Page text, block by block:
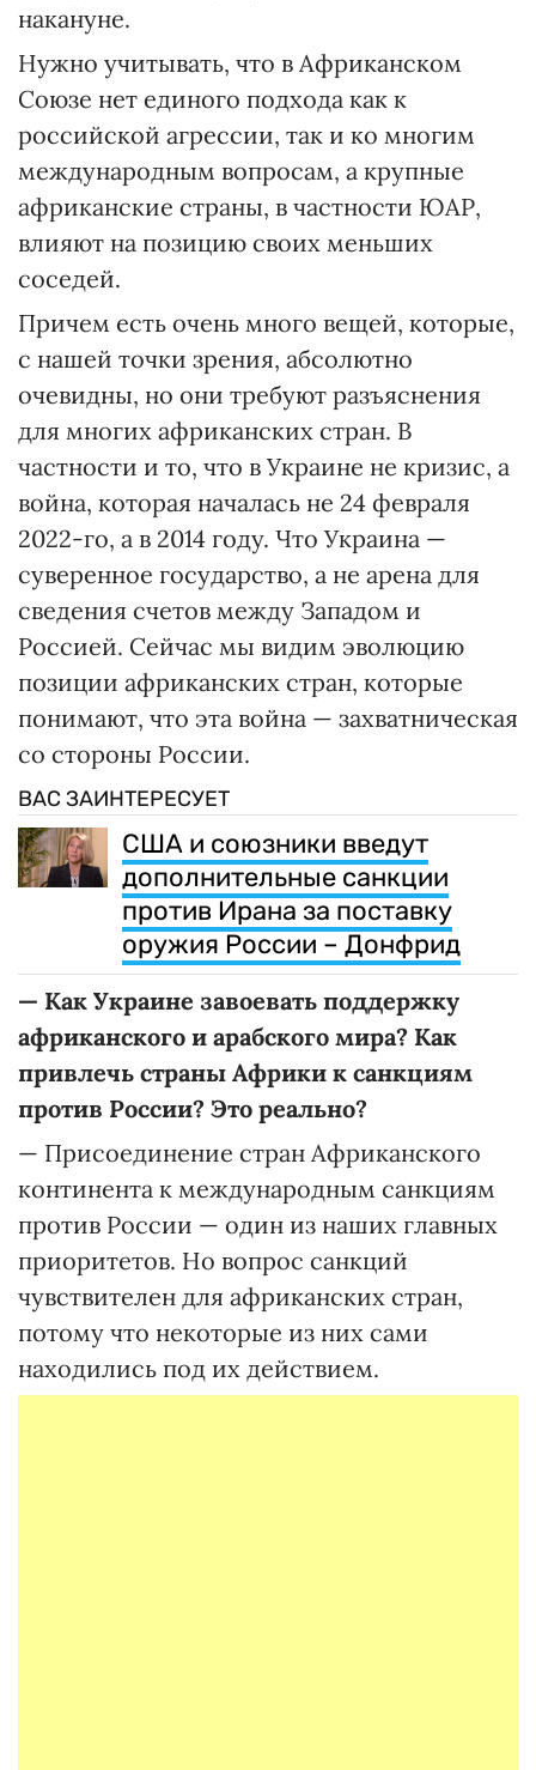
накануне.
Нужно учитывать, что в Африканском
Союзе нет единого подхода как к
российской агрессии, так и ко многим
международным вопросам, а крупные
африканские страны, в частности ЮАР,
влияют на позицию своих меньших
соседей.
Причем есть очень много вещей, которые,
с нашей точки зрения, абсолютно
очевидны, но они требуют разъяснения
для многих африканских стран. В
частности и то, что в Украине не кризис, а
война, которая началась не 24 февраля
2022-го, а в 2014 году. Что Украина —
суверенное государство, а не арена для
сведения счетов между Западом и
Россией. Сейчас мы видим эволюцию
позиции африканских стран, которые
понимают, что эта война — захватническая
со стороны России.
ВАС ЗАИНТЕРЕСУЕТ
США и союзники введут
дополнительные санкции
против Ирана за поставку
оружия России – Донфрид
— Как Украине завоевать поддержку
африканского и арабского мира? Как
привлечь страны Африки к санкциям
против России? Это реально?
— Присоединение стран Африканского
континента к международным санкциям
против России — один из наших главных
приоритетов. Но вопрос санкций
чувствителен для африканских стран,
потому что некоторые из них сами
находились под их действием.